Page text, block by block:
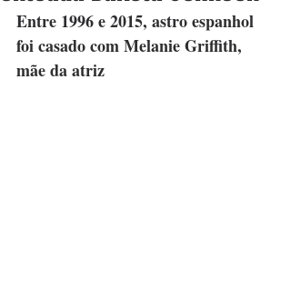
Entre 1996 e 2015, astro espanhol
foi casado com Melanie Griffith,
mãe da atriz